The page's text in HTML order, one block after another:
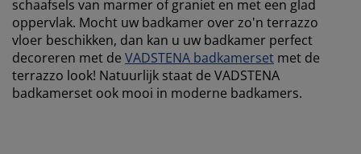
schaafsels van marmer of graniet en met een glad
oppervlak. Mocht uw badkamer over zo'n terrazzo
vloer beschikken, dan kan u uw badkamer perfect
decoreren met de VADSTENA badkamerset met de
terrazzo look! Natuurlijk staat de VADSTENA
badkamerset ook mooi in moderne badkamers.